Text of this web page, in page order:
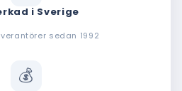
i Sverige
sedan 1992